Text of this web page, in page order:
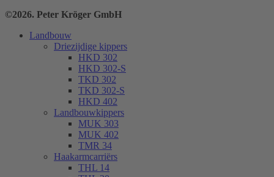
©2026. Peter Kröger GmbH
Landbouw
Driezijdige kippers
HKD 302
HKD 302-S
TKD 302
TKD 302-S
HKD 402
Landbouwkippers
MUK 303
MUK 402
TMR 34
Haakarmcarriërs
THL 14